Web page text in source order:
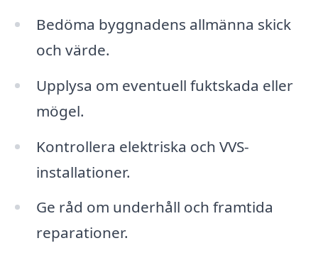
Bedöma byggnadens allmänna skick
och värde.
Upplysa om eventuell fuktskada eller
mögel.
Kontrollera elektriska och VVS-
installationer.
Ge råd om underhåll och framtida
reparationer.